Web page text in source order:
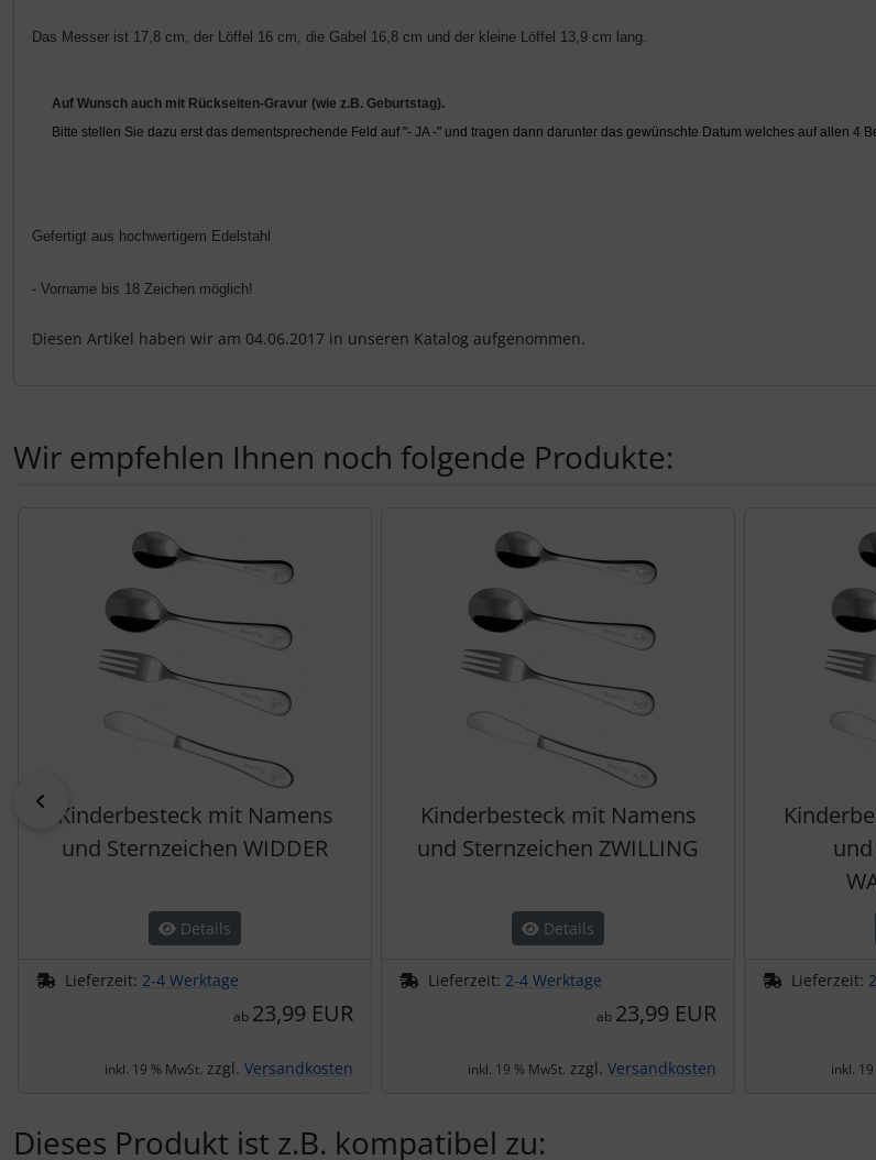
Das Messer ist 17,8 cm, der Löffel 16 cm, die Gabel 16,8 cm und der kleine Löffel 13,9 cm lang.
Auf Wunsch auch mit Rückseiten-Gravur (wie z.B. Geburtstag).
Bitte stellen Sie dazu erst das dementsprechende Feld auf "- JA -" und tragen dann darunter das gewünschte Datum welches auf allen 4
Gefertigt aus hochwertigem Edelstahl
- Vorname bis 18 Zeichen möglich!
Diesen Artikel haben wir am 04.06.2017 in unseren Katalog aufgenommen.
Wir empfehlen Ihnen noch folgende Produkte:
Kinderbesteck mit Namens
und Sternzeichen WIDDER
Details
Lieferzeit: 2-4 Werktage
ab 23,99 EUR
inkl. 19 % MwSt. zzgl. Versandkosten
Kinderbesteck mit Namens
und Sternzeichen ZWILLING
Details
Lieferzeit: 2-4 Werktage
ab 23,99 EUR
inkl. 19 % MwSt. zzgl. Versandkosten
Lieferzeit:
inkl.
Dieses Produkt ist z.B. kompatibel zu: